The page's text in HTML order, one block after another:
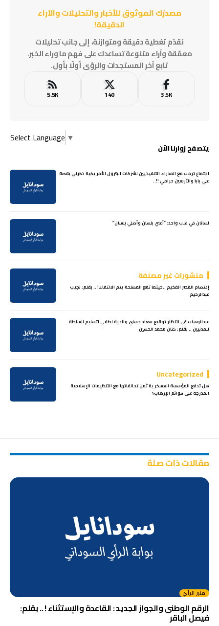
مصدرُك الموثوق للأخبار والتحليلات والآراء
الدقيقة!
نقدّم تغطية دقيقة ومتوازنة، إلى جانب تحليلات
معمّقة وآراء متنوعة تساعدك على فهم ما وراء الخبر.
تابع آخر المستجدات والرؤى أولًا بأول.
3.5K
140
5.5K
Select Language ▼
يتصفح زوارنا الآن
اجتماع ترمب مع المدراء التنفيذيين لشركات البترول الأمريكية ذكرني بقصة
علي بابا والأربعين حرامي !!..
لسانان في قلب واحد: “أغني بلسان وأصلي بلسان”
منشورات غير مصنفة
إعتصام القصر الفخيم ..حيثما تقع المصلحة يتم الالتقاء! .. بقلم: نجيب
عبدالرحيم
عبدالوهاب في انتظار توقيع سعاد حسني ونادية لطفي لتسليم السلطة
للمدنيين .. بقلم: كنان محمد الحسين
Uncategorized
هل تدفع المؤسسة العسكرية ثمن تحالفاتها مع التنظيمات الإسلامية
المدرجة على قوائم الإرهاب؟
مقالات ذات صلة
منبر الرأي
الرقم الوطنى والجواز الجديد : القاعدة والإستثناء ! .. بقلم:
فيصل الباقر